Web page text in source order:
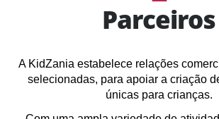
Parceiros
A KidZania estabelece relações
selecionadas, para apoiar a criação
únicas para crianças.